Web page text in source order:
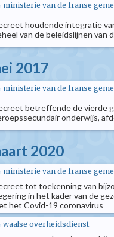
ministerie van de franse
houdende integratie
van de beleidslijnen van
2017
ministerie van de franse
betreffende de vierde
onderwijs,
2020
ministerie van de franse
tot toekenning van
in het kader van de
het Covid-19 coronavirus
waalse overheidsdienst